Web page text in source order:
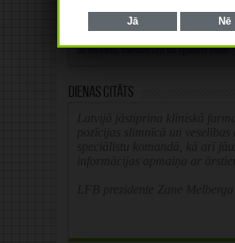
Alternative:
Dienas citāts
Jā Nē